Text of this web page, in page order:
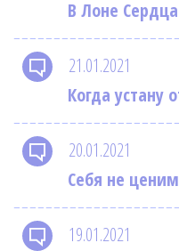
В Лоне
21.01.2021
Когда устану
20.01.2021
Себя не ценим
19.01.2021